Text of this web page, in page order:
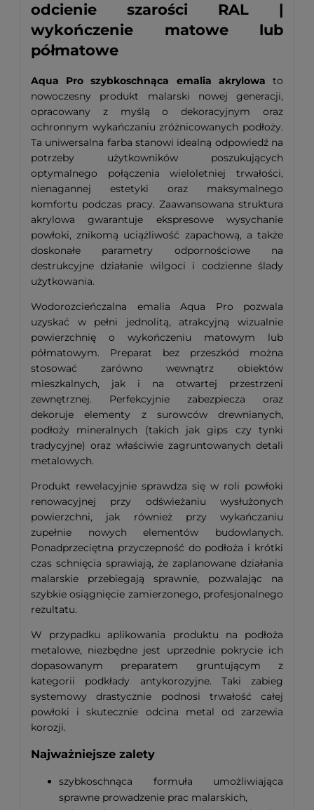
odcienie szarości RAL |
wykończenie matowe lub
półmatowe
Aqua Pro szybkoschnąca emalia akrylowa to
nowoczesny produkt malarski nowej generacji,
opracowany z myślą o dekoracyjnym oraz
ochronnym wykańczaniu zróżnicowanych podłoży.
Ta uniwersalna farba stanowi idealną odpowiedź na
potrzeby użytkowników poszukujących
optymalnego połączenia wieloletniej trwałości,
nienagannej estetyki oraz maksymalnego
komfortu podczas pracy. Zaawansowana struktura
akrylowa gwarantuje ekspresowe wysychanie
powłoki, znikomą uciążliwość zapachową, a także
doskonałe parametry odpornościowe na
destrukcyjne działanie wilgoci i codzienne ślady
użytkowania.
Wodorozcieńczalna emalia Aqua Pro pozwala
uzyskać w pełni jednolitą, atrakcyjną wizualnie
powierzchnię o wykończeniu matowym lub
półmatowym. Preparat bez przeszkód można
stosować zarówno wewnątrz obiektów
mieszkalnych, jak i na otwartej przestrzeni
zewnętrznej. Perfekcyjnie zabezpiecza oraz
dekoruje elementy z surowców drewnianych,
podłoży mineralnych (takich jak gips czy tynki
tradycyjne) oraz właściwie zagruntowanych detali
metalowych.
Produkt rewelacyjnie sprawdza się w roli powłoki
renowacyjnej przy odświeżaniu wysłużonych
powierzchni, jak również przy wykańczaniu
zupełnie nowych elementów budowlanych.
Ponadprzeciętna przyczepność do podłoża i krótki
czas schnięcia sprawiają, że zaplanowane działania
malarskie przebiegają sprawnie, pozwalając na
szybkie osiągnięcie zamierzonego, profesjonalnego
rezultatu.
W przypadku aplikowania produktu na podłoża
metalowe, niezbędne jest uprzednie pokrycie ich
dopasowanym preparatem gruntującym z
kategorii podkłady antykorozyjne. Taki zabieg
systemowy drastycznie podnosi trwałość całej
powłoki i skutecznie odcina metal od zarzewia
korozji.
Najważniejsze zalety
szybkoschnąca formuła umożliwiająca
sprawne prowadzenie prac malarskich,